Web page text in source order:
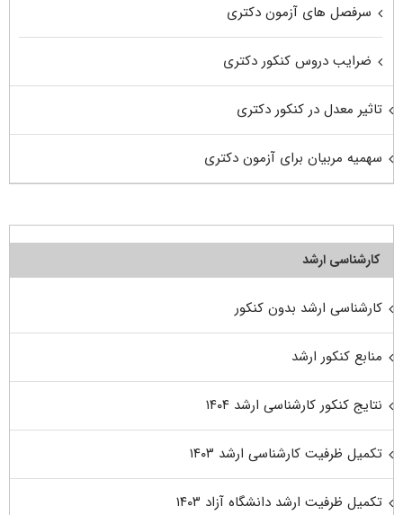
سرفصل های آزمون دکتری
ضرایب دروس کنکور دکتری
تاثیر معدل در کنکور دکتری
سهمیه مربیان برای آزمون دکتری
کارشناسی ارشد
کارشناسی ارشد بدون کنکور
منابع کنکور ارشد
نتایج کنکور کارشناسی ارشد ۱۴۰۴
تکمیل ظرفیت کارشناسی ارشد ۱۴۰۳
تکمیل ظرفیت ارشد دانشگاه آزاد ۱۴۰۳